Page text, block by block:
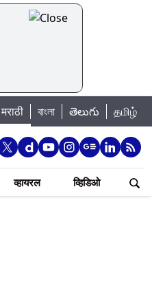
अपडेट: शहरातील 7 तलावांमधील
मराठी বাংলা తెలుగు தமிழ்
व्हायरल व्हिडिओ